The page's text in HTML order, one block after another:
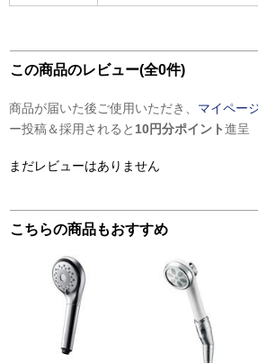
この商品のレビュー(全0件)
商品が届いた後ご使用いただき、 マイペー
ー投稿＆採用されると 10円分ポイント進呈
まだレビューはありません
こちらの商品もおすすめ